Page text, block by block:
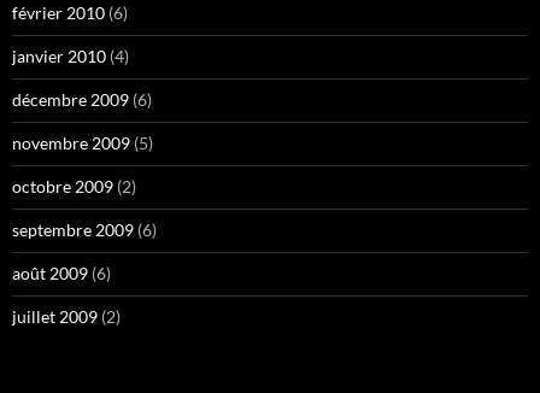
février 2010 (6)
janvier 2010 (4)
décembre 2009 (6)
novembre 2009 (5)
octobre 2009 (2)
septembre 2009 (6)
août 2009 (6)
juillet 2009 (2)